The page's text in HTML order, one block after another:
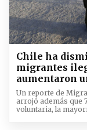
Chile ha
migrantes
aumentaron
Un reporte de
arrojó además que
voluntaria, la